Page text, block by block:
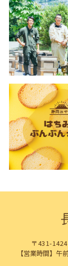
〒431-
【営業時間】午